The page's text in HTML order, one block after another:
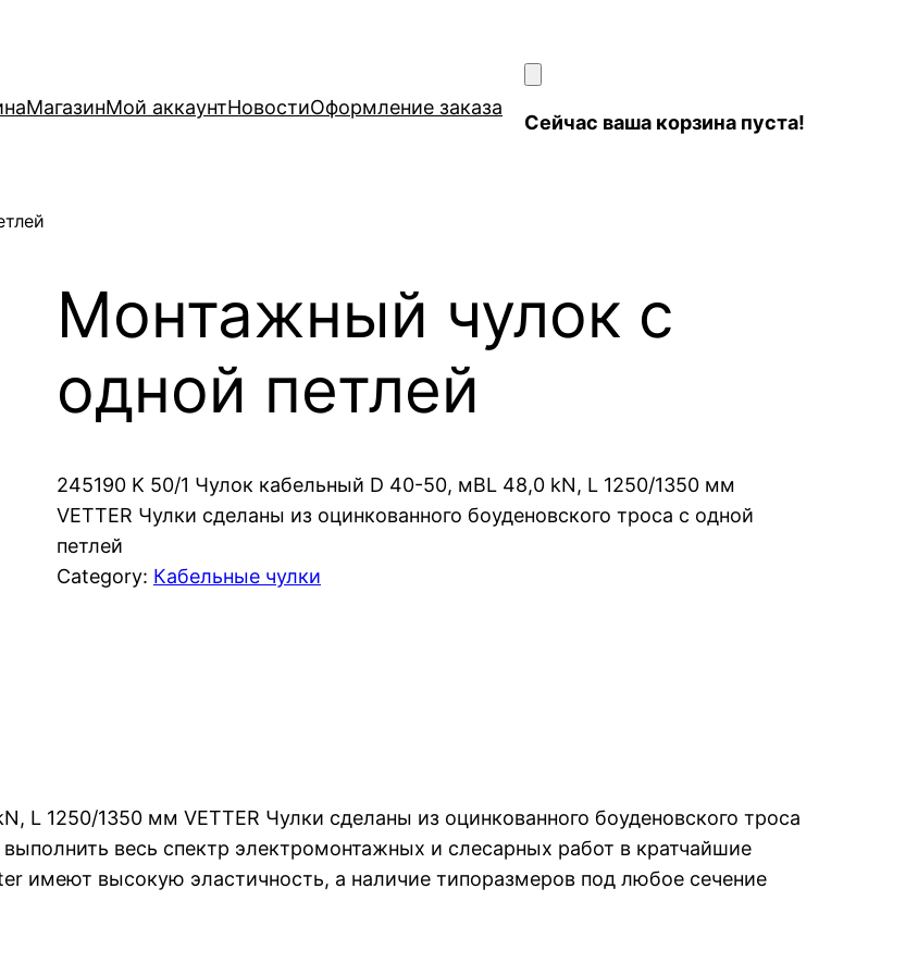
МагазинМой аккаунтНовостиОформление заказа
Сейчас ваша корзина пуста!
Монтажный чулок с
одной петлей
245190 K 50/1 Чулок кабельный D 40-50, мBL 48,0 kN, L 1250/1350 мм
VETTER Чулки сделаны из оцинкованного боуденовского троса с одной
петлей
Category: Кабельные чулки
L 1250/1350 мм VETTER Чулки сделаны из оцинкованного боуденовского троса
весь спектр электромонтажных и слесарных работ в кратчайшие
имеют высокую эластичность, а наличие типоразмеров под любое сечение